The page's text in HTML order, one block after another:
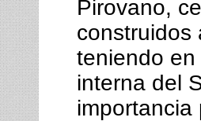
Pirovano,
construidos
teniendo
interna del
importancia